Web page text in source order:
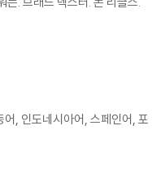
, 인도네시아어, 스페인어, 포